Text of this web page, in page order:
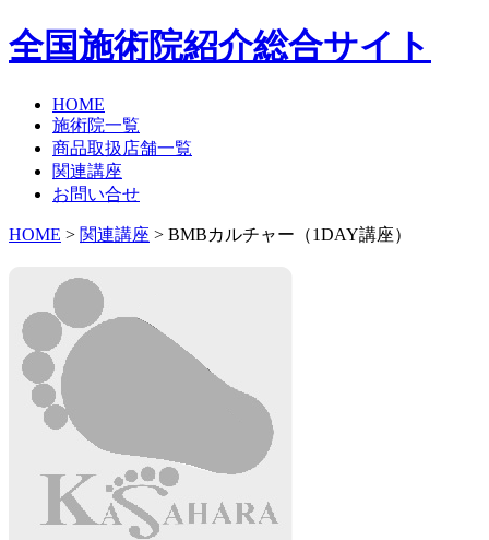
全国施術院紹介総合サイト
HOME
施術院一覧
商品取扱店舗一覧
関連講座
お問い合せ
HOME > 関連講座 > BMBカルチャー（1DAY講座）